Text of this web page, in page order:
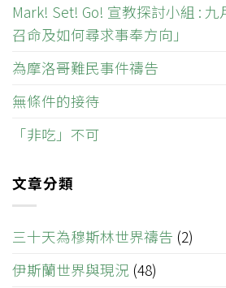
Mark! Set! Go! 宣教探討小組 :
召命及如何尋求事奉方向」
為摩洛哥難民事件禱告
無條件的接待
「非吃」不可
文章分類
三十天為穆斯林世界禱告 (2)
伊斯蘭世界與現況 (48)